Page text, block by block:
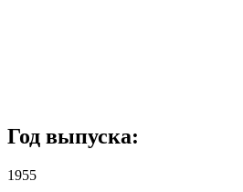
Год выпуска:
1955